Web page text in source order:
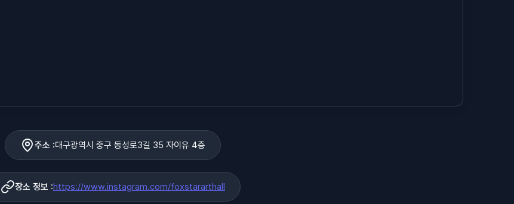
주소 :대구광역시 중구 동성로3길 35 자이유 4층
장소 정보 :https://www.instagram.com/foxstararthall